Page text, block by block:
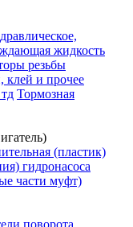
жидкость
резьбы
клей и прочее
Тормозная
(пластик)
гидронасоса
части муфт)
поворота,